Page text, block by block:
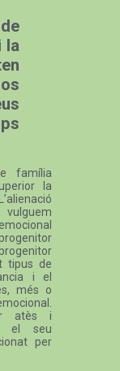
la
família
la
tipus de
i el
més o
atès i
el seu
per